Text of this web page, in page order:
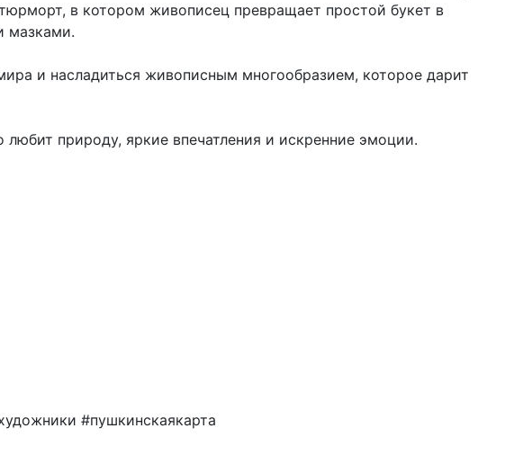
в котором живописец превращает простой букет в
мазками.
и насладиться живописным многообразием, которое дарит
природу, яркие впечатления и искренние эмоции.
#пушкинскаякарта